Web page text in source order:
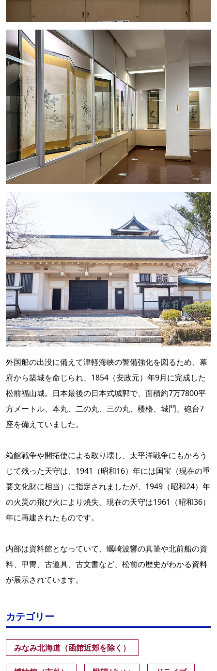
外国船の出没に備えて津軽海峡の警備強化を図るため、幕
府から築城を命じられ、1854（安政元）年9月に完成した
松前福山城。日本最後の日本式城郭で、面積約7万7800平
方メートル、本丸、二の丸、三の丸、楼櫓、城門、砲台7
座を備えていました。
箱館戦争や開拓使による取り壊し、太平洋戦争にもかろう
じて残った天守は、1941（昭和16）年には国宝（現在の重
要文化財に相当）に指定されましたが、1949（昭和24）年
の火災の飛び火により焼失。現在の天守は1961（昭和36）
年に再建されたものです。
内部は資料館となっていて、蠣崎波響の真筆や北前船の資
料、甲冑、古道具、古文書など、松前の歴史がわかる資料
が展示されています。
カテゴリー
みなみ北海道（函館近郊を除く）